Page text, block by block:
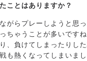
ことはありますか？
がらプレーしようと思
ちゃうことが多いです
、負けてしまったりし
も熱くなってしまいまし